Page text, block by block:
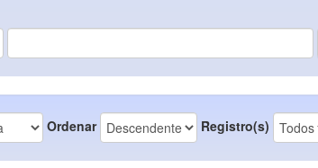
Ordenar Registro(s)